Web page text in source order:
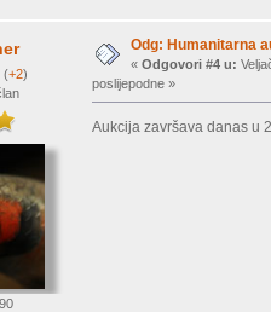
(+2)
Odg: Humanitarna
« Odgovori #4 u:
poslijepodne »
Aukcija završava danas u